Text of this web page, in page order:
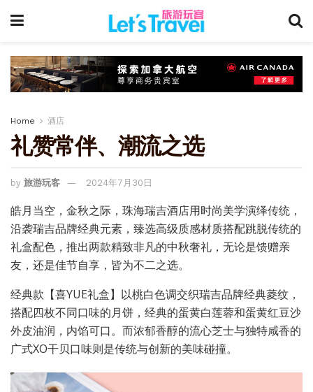
Home 酒店
礼赞常伴、潮流之选
by 旅游玩客 2024年7月30日
皓月当空，金秋之际，珠海瑞吉酒店用时尚美学演绎传统，
沿袭瑞吉品牌经典元素，臻选高级质感材质搭配跳脱传统的
礼盒配色，推出两款精致非凡的中秋奢礼，无论是馈赠亲
友，还是佳节自享，皆为不二之选。
经典款【喜YUE礼盒】以桃白色调交织瑞吉品牌经典菱纹，
搭配四枚不同口味的月饼，经典的蛋黄白莲蓉和蛋黄红豆沙
外皮油润，内馅可口。而浓郁香醇的流心芝士与独特咸香的
广式XO干贝口味则是传统与创新的美味碰撞。